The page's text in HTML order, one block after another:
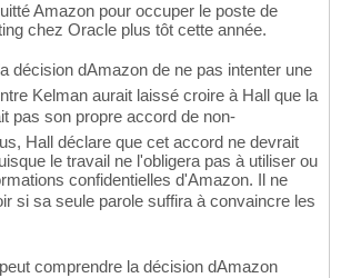
Amazon pour occuper le poste de
chez Oracle plus tôt cette année.
décision dAmazon de ne pas intenter une
Kelman aurait laissé croire à Hall que la
pas son propre accord de non-
Hall déclare que cet accord ne devrait
le travail ne l'obligera pas à utiliser ou
confidentielles d'Amazon. Il ne
si sa seule parole suffira à convaincre les
comprendre la décision dAmazon